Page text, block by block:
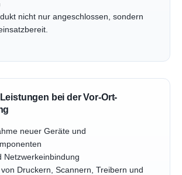
nicht nur angeschlossen, sondern
bei der Vor-Ort-
neuer Geräte und
Netzwerkeinbindung
von Druckern, Scannern, Treibern und